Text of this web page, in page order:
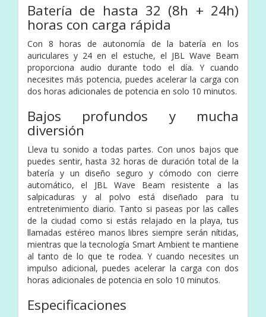
Batería de hasta 32 (8h + 24h)
horas con carga rápida
Con 8 horas de autonomía de la batería en los
auriculares y 24 en el estuche, el JBL Wave Beam
proporciona audio durante todo el día. Y cuando
necesites más potencia, puedes acelerar la carga con
dos horas adicionales de potencia en solo 10 minutos.
Bajos profundos y mucha
diversión
Lleva tu sonido a todas partes. Con unos bajos que
puedes sentir, hasta 32 horas de duración total de la
batería y un diseño seguro y cómodo con cierre
automático, el JBL Wave Beam resistente a las
salpicaduras y al polvo está diseñado para tu
entretenimiento diario. Tanto si paseas por las calles
de la ciudad como si estás relajado en la playa, tus
llamadas estéreo manos libres siempre serán nítidas,
mientras que la tecnología Smart Ambient te mantiene
al tanto de lo que te rodea. Y cuando necesites un
impulso adicional, puedes acelerar la carga con dos
horas adicionales de potencia en solo 10 minutos.
Especificaciones